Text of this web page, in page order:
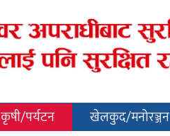
कृषी/पर्यटन खेलकुद/मनोरञ्जन